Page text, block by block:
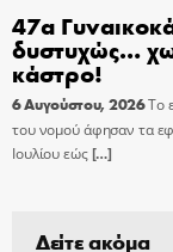
47α
δυστυχώς…
κάστρο!
6 Αυγούστου, 2026Το
του νομού άφησαν τα
Ιουλίου εώς[…]
Δείτε ακόμα